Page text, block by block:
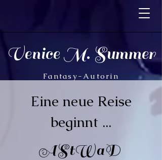
Fantasy-Autorin
Venice M. Summer
Eine neue Reise
beginnt ...
AStWaD